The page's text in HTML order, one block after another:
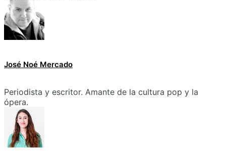
José Noé Mercado
Periodista y escritor. Amante de la cultura pop y la
ópera.